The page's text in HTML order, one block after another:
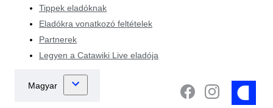
Tippek eladóknak
Eladókra vonatkozó feltételek
Partnerek
Legyen a Catawiki Live eladója